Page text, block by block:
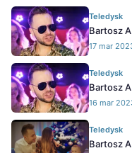
Teledysk
Bartosz
17 mar
Teledysk
Bartosz
16 mar
Teledysk
Bartosz